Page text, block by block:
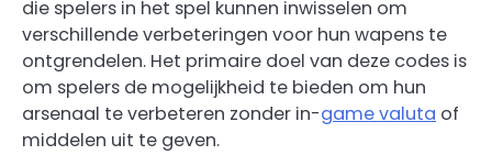
die spelers in het spel kunnen inwisselen om
verschillende verbeteringen voor hun wapens te
ontgrendelen. Het primaire doel van deze codes is
om spelers de mogelijkheid te bieden om hun
arsenaal te verbeteren zonder in-game valuta of
middelen uit te geven.